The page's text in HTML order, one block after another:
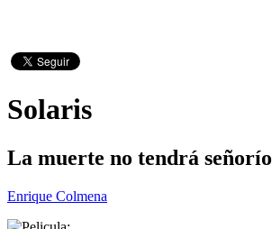
Solaris
La muerte no tendrá señorío
Enrique Colmena